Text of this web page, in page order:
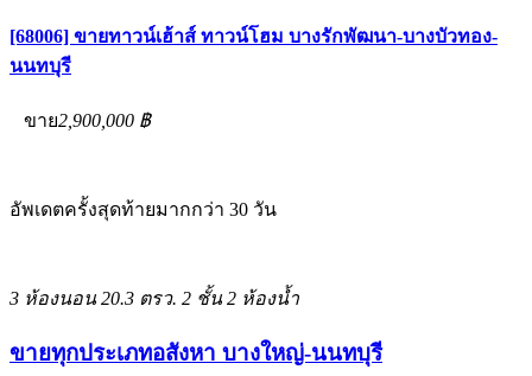
[68006] ขายทาวน์เฮ้าส์ ทาวน์โฮม บางรักพัฒนา-บางบัวทอง-
นนทบุรี
ขาย2,900,000 ฿
อัพเดตครั้งสุดท้ายมากกว่า 30 วัน
3 ห้องนอน 20.3 ตรว. 2 ชั้น 2 ห้องน้ำ
ขายทุกประเภทอสังหา บางใหญ่-นนทบุรี